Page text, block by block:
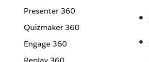
Presenter 360
Quizmaker 360
Engage 360